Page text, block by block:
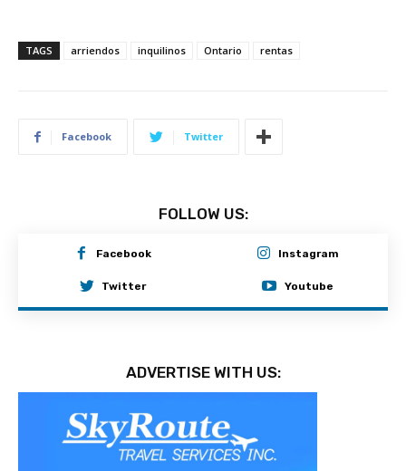
TAGS arriendos inquilinos Ontario rentas
Facebook Twitter
FOLLOW US:
Facebook Instagram
Twitter Youtube
ADVERTISE WITH US: